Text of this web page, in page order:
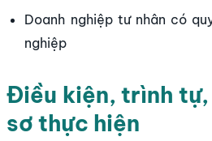
Doanh nghiệp tư nhân có
nghiệp
Điều kiện, trình
sơ thực hiện